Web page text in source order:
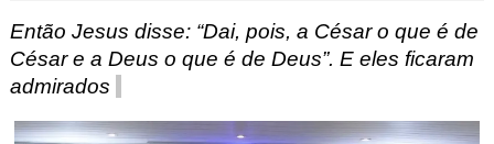
Então Jesus disse: “Dai, pois, a César o que é de
César e a Deus o que é de Deus”. E eles ficaram
admirados